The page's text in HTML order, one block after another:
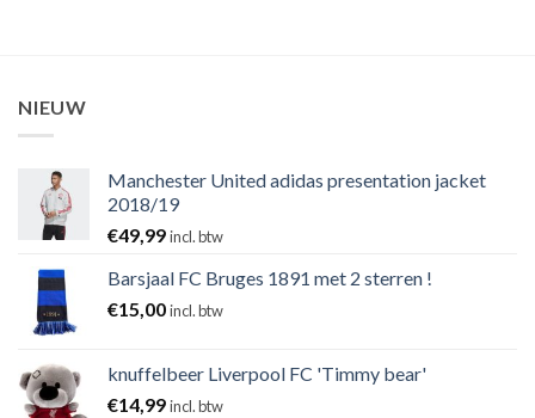
NIEUW
Manchester United adidas presentation jacket
2018/19
€49,99incl. btw
Barsjaal FC Bruges 1891 met 2 sterren !
€15,00incl. btw
knuffelbeer Liverpool FC 'Timmy bear'
€14,99incl. btw